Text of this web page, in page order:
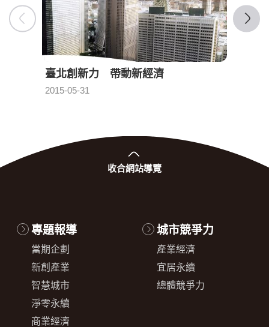
臺北創新力 帶動新經濟
2015-05-31
發布日期：
收合網站導覽
專題報導
當期企劃
新創產業
智慧城市
淨零永續
商業經濟
城市競爭力
產業經濟
宜居永續
總體競爭力